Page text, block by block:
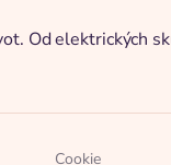
Od elektrických
Cookie